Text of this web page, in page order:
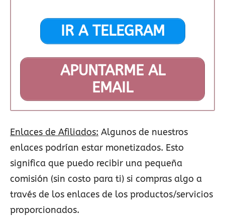
IR A TELEGRAM
APUNTARME AL
EMAIL
Enlaces de Afiliados: Algunos de nuestros
enlaces podrían estar monetizados. Esto
significa que puedo recibir una pequeña
comisión (sin costo para ti) si compras algo a
través de los enlaces de los productos/servicios
proporcionados.